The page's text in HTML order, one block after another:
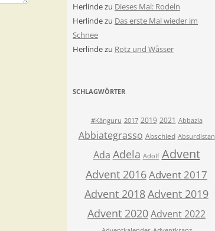
Herlindezu Dieses Mal: Rodeln
Herlindezu Das erste Mal wieder im
Schnee
Herlindezu Rotz und Wåsser
SCHLAGWÖRTER
#Känguru 2017 2019 2021 Abbazia
Abbiategrasso Abschied Absurdistan
Ada Adela Adolf Advent
Advent 2016Advent 2017
Advent 2018Advent 2019
Advent 2020Advent 2022